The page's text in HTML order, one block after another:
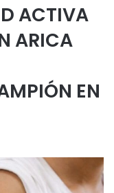
ACTIVA
ARICA
EN